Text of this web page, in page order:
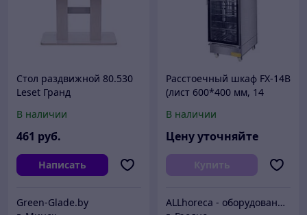
Стол раздвижной 80.530
Leset Гранд
В наличии
461 руб.
Написать
Green-Glade.by
Расстоечный шкаф FX-14B
(лист 600*400 мм, 14
В наличии
Цену уточняйте
Купить
ALLhoreca - оборудование для общепита